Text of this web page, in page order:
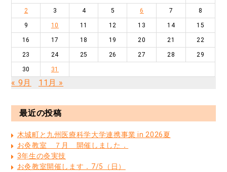
2 3 4 5 6 7 8
9 10 11 12 13 14 15
16 17 18 19 20 21 22
23 24 25 26 27 28 29
30 31
« 9月 11月 »
最近の投稿
木城町と九州医療科学大学連携事業 in 2026夏
お灸教室 ７月 開催しました．
3年生の灸実技
お灸教室開催します．7/5（日）